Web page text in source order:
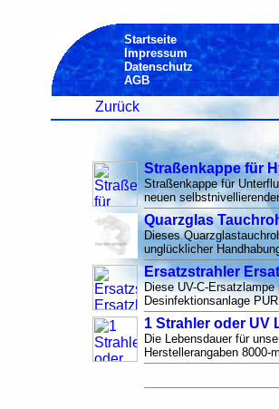
Startseite
Impressum
Datenschutz
AGB
Zurück
Straßenkappe für
Straßenkappe für
neuen
Quarzglas
Dieses
unglücklicher
Ersatzstrahler
Diese UV-C-
Desinfektionsanlage
1 Strahler oder UV
Die Lebensdauer für
Herstellerangaben 8000-